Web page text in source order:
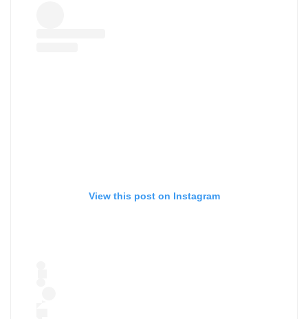
View this post on Instagram